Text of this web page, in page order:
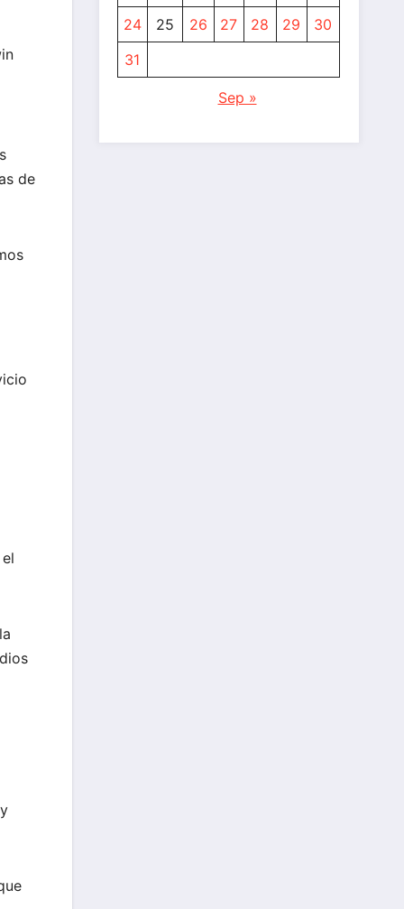
de
24
25 26 27 28 29
30
31
Sep »